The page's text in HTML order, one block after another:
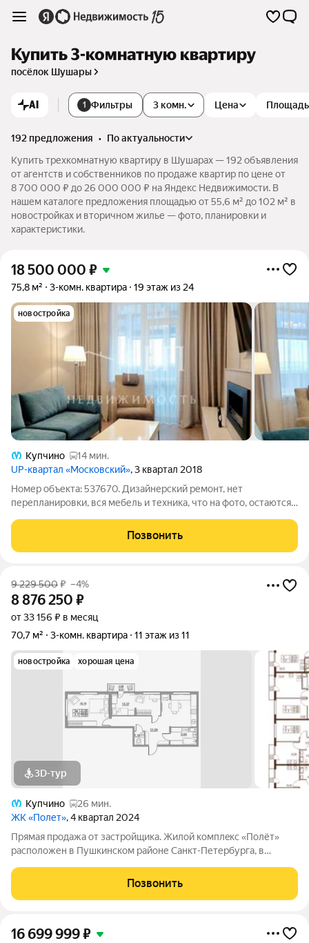
Купить 3-комнатную квартиру
посёлок Шушары
AI 1 Фильтры 3 комн. Цена Площадь
192 предложения •
по актуальности
Купить трехкомнатную квартиру в Шушарах — 192 объявления
от агентств и собственников по продаже квартир по цене от
8 700 000 ₽ до 26 000 000 ₽ на Яндекс Недвижимости. В
нашем каталоге предложения площадью от 55,6 м² до 102 м² в
новостройках и вторичном жилье — фото, планировки и
характеристики.
18 500 000 ₽
75,8 м² 3-комн. квартира 19 этаж из 24
новостройка
Купчино
14 мин.
UP-квартал «Московский», 3 квартал 2018
Номер объекта: 537670. Дизайнерский ремонт, нет
перепланировки, вся мебель и техника, что на фото, остаются.
готовы к сделке. ПРО КВАРТИРУ: Эргономичная планировка,
полноценные 3 изолированные
Позвонить
9 229 500₽ –4%
8 876 250 ₽
от 33 156 ₽ в месяц
70,7 м²
3-комн. квартира 11 этаж из 11
новостройка хорошая цена
3D-тур
Купчино
26 мин.
ЖК «Полет», 4 квартал 2024
Прямая продажа от застройщика. Жилой кoмплeкc «Полёт»
расположен в Пушкинском районе Санкт-Петербурга, в
переменной этажности от 5 до 11 этажей. Для автомобилистов
построен отдельно стоящий
Позвонить
16 699 999₽